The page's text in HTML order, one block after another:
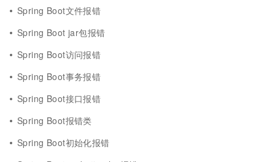
Spring Boot文件报错
Spring Boot jar包报错
Spring Boot访问报错
Spring Boot事务报错
Spring Boot接口报错
Spring Boot报错类
Spring Boot初始化报错